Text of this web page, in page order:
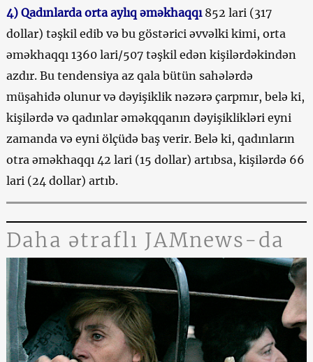
4) Qadınlarda orta aylıq əməkhaqqı852 lari (317
dollar) təşkil edib və bu göstərici əvvəlki kimi, orta
əməkhaqqı 1360 lari/507 təşkil edən kişilərdəkindən
azdır. Bu tendensiya az qala bütün sahələrdə
müşahidə olunur və dəyişiklik nəzərə çarpmır, belə ki,
kişilərdə və qadınlar əməkqqanın dəyişiklikləri eyni
zamanda və eyni ölçüdə baş verir. Belə ki, qadınların
otra əməkhaqqı 42 lari (15 dollar) artıbsa, kişilərdə 66
lari (24 dollar) artıb.
Daha ətraflı JAMnews-da